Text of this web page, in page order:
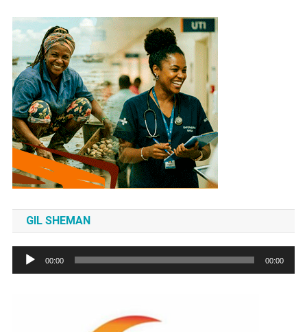
GIL SHEMAN
Tocador
00:00 00:00